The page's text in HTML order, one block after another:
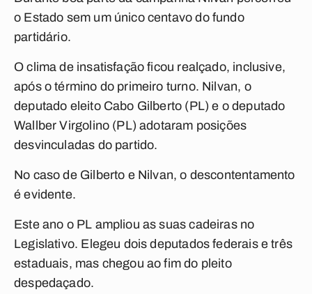
o Estado sem um único centavo do fundo
partidário.
O clima de insatisfação ficou realçado, inclusive,
após o término do primeiro turno. Nilvan, o
deputado eleito Cabo Gilberto (PL) e o deputado
Wallber Virgolino (PL) adotaram posições
desvinculadas do partido.
No caso de Gilberto e Nilvan, o descontentamento
é evidente.
Este ano o PL ampliou as suas cadeiras no
Legislativo. Elegeu dois deputados federais e três
estaduais, mas chegou ao fim do pleito
despedaçado.